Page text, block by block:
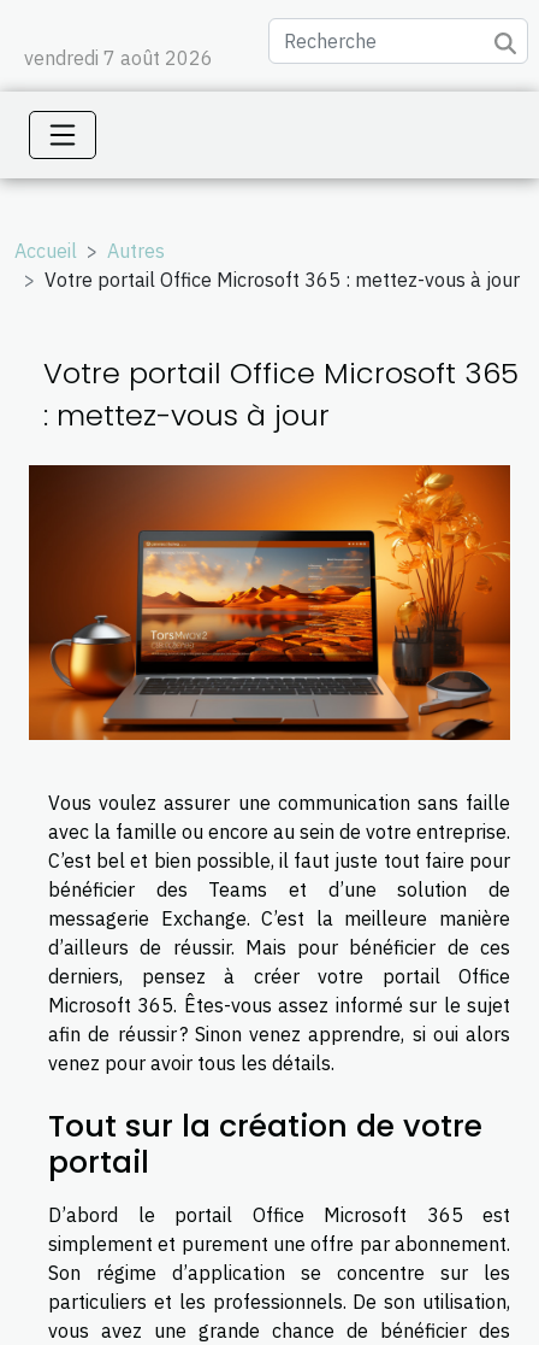
vendredi 7 août 2026
Accueil
Autres
Votre portail Office Microsoft 365 : mettez-vous à jour
Votre portail Office Microsoft 365
: mettez-vous à jour
Vous voulez assurer une communication sans faille
avec la famille ou encore au sein de votre entreprise.
C’est bel et bien possible, il faut juste tout faire pour
bénéficier des Teams et d’une solution de
messagerie Exchange. C’est la meilleure manière
d’ailleurs de réussir. Mais pour bénéficier de ces
derniers, pensez à créer votre portail Office
Microsoft 365. Êtes-vous assez informé sur le sujet
afin de réussir ? Sinon venez apprendre, si oui alors
venez pour avoir tous les détails.
Tout sur la création de votre
portail
D’abord le portail Office Microsoft 365 est
simplement et purement une offre par abonnement.
Son régime d’application se concentre sur les
particuliers et les professionnels. De son utilisation,
vous avez une grande chance de bénéficier des